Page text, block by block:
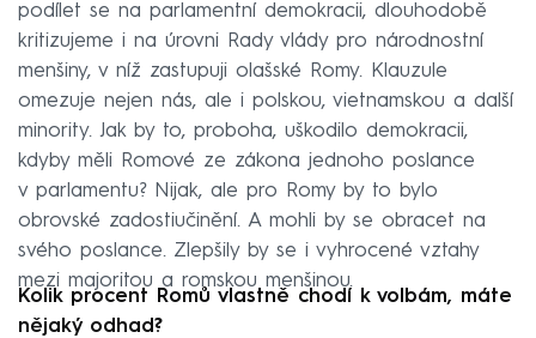
podílet se na parlamentní demokracii, dlouhodobě
kritizujeme i na úrovni Rady vlády pro národnostní
menšiny, v níž zastupuji olašské Romy. Klauzule
omezuje nejen nás, ale i polskou, vietnamskou a další
minority. Jak by to, proboha, uškodilo demokracii,
kdyby měli Romové ze zákona jednoho poslance
v parlamentu? Nijak, ale pro Romy by to bylo
obrovské zadostiučinění. A mohli by se obracet na
svého poslance. Zlepšily by se i vyhrocené vztahy
mezi majoritou a romskou menšinou.
Kolik procent Romů vlastně chodí k volbám, máte
nějaký odhad?